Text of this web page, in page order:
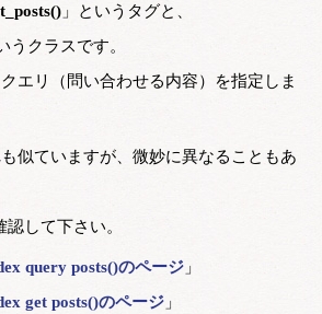
」というタグと、
うクラスです。
エリ（問い合わせる内容）を指定しま
似ていますが、微妙に異なることもあ
認して下さい。
query posts()のページ 」
get posts()のページ 」